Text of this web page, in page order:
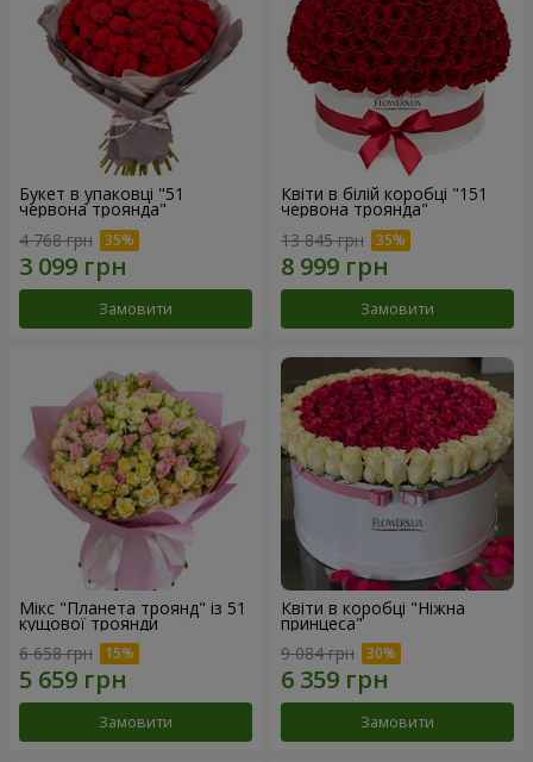
Букет в упаковці "51
червона троянда"
4 768 грн
Замовити
Квіти в білій коробці "151
червона троянда"
13 845 грн
Замовити
Мікс "Планета троянд" із 51
кущової троянди
6 658 грн
Замовити
Квіти в коробці "Ніжна
принцеса"
9 084 грн
Замовити